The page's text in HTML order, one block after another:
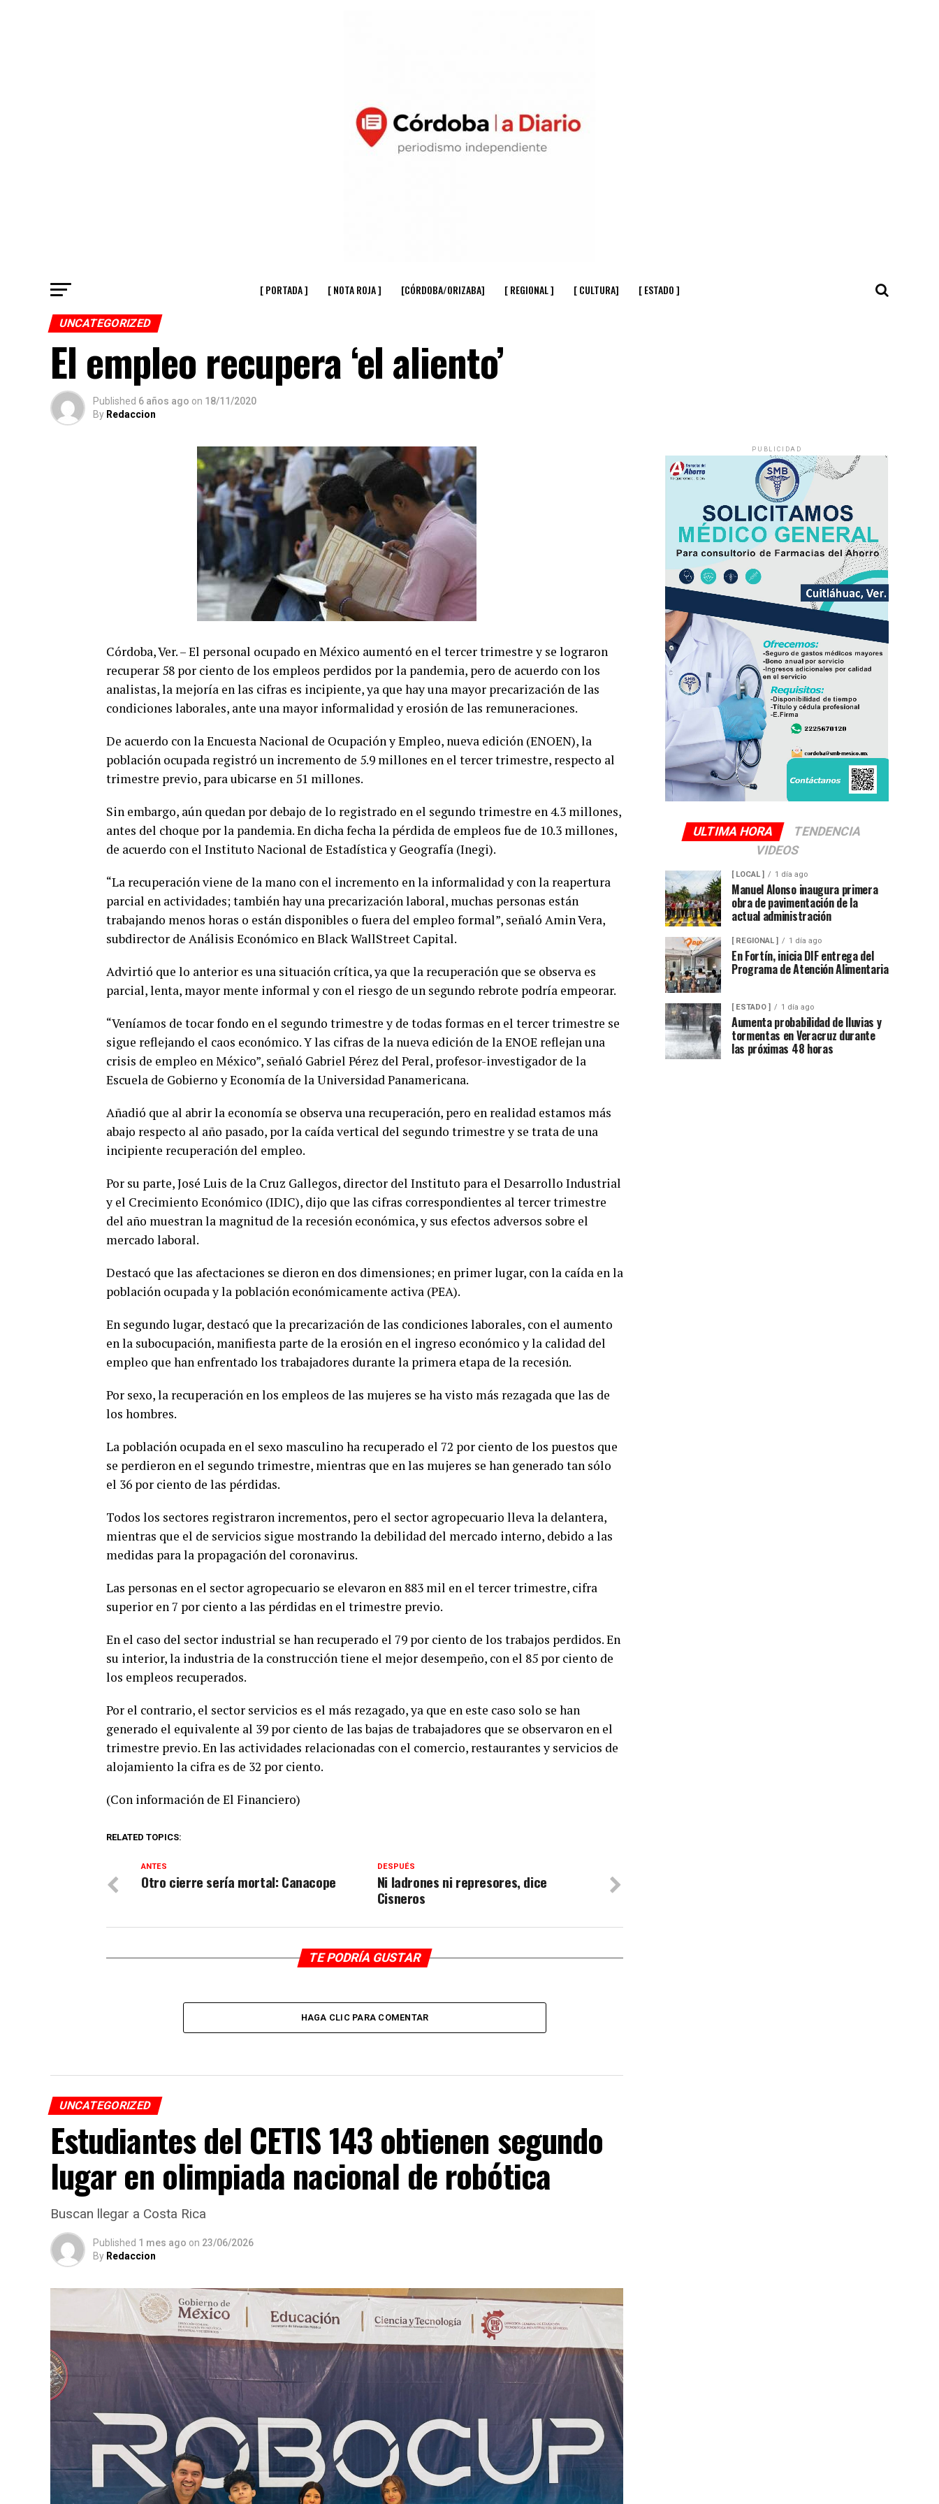
[ PORTADA ] [ NOTA ROJA ] [CÓRDOBA/ORIZABA] [ REGIONAL ] [ CULTURA] [ ESTADO ]
UNCATEGORIZED
El empleo recupera ‘el aliento’
Published 6 años ago on 18/11/2020
By Redaccion
Córdoba, Ver. – El personal ocupado en México aumentó en el tercer trimestre y se lograron
recuperar 58 por ciento de los empleos perdidos por la pandemia, pero de acuerdo con los
analistas, la mejoría en las cifras es incipiente, ya que hay una mayor precarización de las
condiciones laborales, ante una mayor informalidad y erosión de las remuneraciones.
De acuerdo con la Encuesta Nacional de Ocupación y Empleo, nueva edición (ENOEN), la
población ocupada registró un incremento de 5.9 millones en el tercer trimestre, respecto al
trimestre previo, para ubicarse en 51 millones.
Sin embargo, aún quedan por debajo de lo registrado en el segundo trimestre en 4.3 millones,
antes del choque por la pandemia. En dicha fecha la pérdida de empleos fue de 10.3 millones,
de acuerdo con el Instituto Nacional de Estadística y Geografía (Inegi).
“La recuperación viene de la mano con el incremento en la informalidad y con la reapertura
parcial en actividades; también hay una precarización laboral, muchas personas están
trabajando menos horas o están disponibles o fuera del empleo formal”, señaló Amin Vera,
subdirector de Análisis Económico en Black WallStreet Capital.
Advirtió que lo anterior es una situación crítica, ya que la recuperación que se observa es
parcial, lenta, mayor mente informal y con el riesgo de un segundo rebrote podría empeorar.
“Veníamos de tocar fondo en el segundo trimestre y de todas formas en el tercer trimestre se
sigue reflejando el caos económico. Y las cifras de la nueva edición de la ENOE reflejan una
crisis de empleo en México”, señaló Gabriel Pérez del Peral, profesor-investigador de la
Escuela de Gobierno y Economía de la Universidad Panamericana.
Añadió que al abrir la economía se observa una recuperación, pero en realidad estamos más
abajo respecto al año pasado, por la caída vertical del segundo trimestre y se trata de una
incipiente recuperación del empleo.
Por su parte, José Luis de la Cruz Gallegos, director del Instituto para el Desarrollo Industrial
y el Crecimiento Económico (IDIC), dijo que las cifras correspondientes al tercer trimestre
del año muestran la magnitud de la recesión económica, y sus efectos adversos sobre el
mercado laboral.
Destacó que las afectaciones se dieron en dos dimensiones; en primer lugar, con la caída en la
población ocupada y la población económicamente activa (PEA).
En segundo lugar, destacó que la precarización de las condiciones laborales, con el aumento
en la subocupación, manifiesta parte de la erosión en el ingreso económico y la calidad del
empleo que han enfrentado los trabajadores durante la primera etapa de la recesión.
Por sexo, la recuperación en los empleos de las mujeres se ha visto más rezagada que las de
los hombres.
La población ocupada en el sexo masculino ha recuperado el 72 por ciento de los puestos que
se perdieron en el segundo trimestre, mientras que en las mujeres se han generado tan sólo
el 36 por ciento de las pérdidas.
Todos los sectores registraron incrementos, pero el sector agropecuario lleva la delantera,
mientras que el de servicios sigue mostrando la debilidad del mercado interno, debido a las
medidas para la propagación del coronavirus.
Las personas en el sector agropecuario se elevaron en 883 mil en el tercer trimestre, cifra
superior en 7 por ciento a las pérdidas en el trimestre previo.
En el caso del sector industrial se han recuperado el 79 por ciento de los trabajos perdidos. En
su interior, la industria de la construcción tiene el mejor desempeño, con el 85 por ciento de
los empleos recuperados.
Por el contrario, el sector servicios es el más rezagado, ya que en este caso solo se han
generado el equivalente al 39 por ciento de las bajas de trabajadores que se observaron en el
trimestre previo. En las actividades relacionadas con el comercio, restaurantes y servicios de
alojamiento la cifra es de 32 por ciento.
(Con información de El Financiero)
RELATED TOPICS:
DESPUÉS
Ni ladrones ni represores, dice
Cisneros
ANTES
Otro cierre sería mortal: Canacope
TE PODRÍA GUSTAR
HAGA CLIC PARA COMENTAR
UNCATEGORIZED
Estudiantes del CETIS 143 obtienen segundo
lugar en olimpiada nacional de robótica
Buscan llegar a Costa Rica
Published 1 mes ago on 23/06/2026
By Redaccion
PUBLICIDAD
ULTIMA HORA
TENDENCIA
VIDEOS
[ LOCAL ] 1 día ago
Manuel Alonso inaugura primera
obra de pavimentación de la
actual administración
[ REGIONAL ] 1 día ago
En Fortín, inicia DIF entrega del
Programa de Atención Alimentaria
[ ESTADO ] 1 día ago
Aumenta probabilidad de lluvias y
tormentas en Veracruz durante
las próximas 48 horas